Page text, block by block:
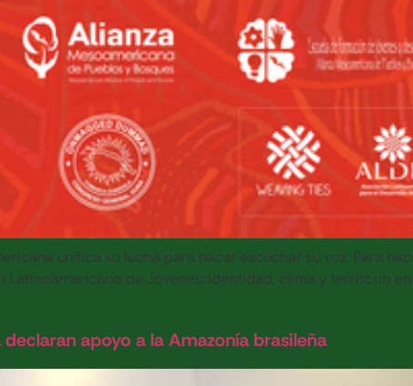
unifica su lucha para hacer escuchar su voz. Para
de Jóvenes: identidad, clima y territorio en
apoyo a la Amazonía brasileña